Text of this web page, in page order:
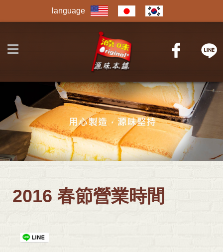
Jump to navigation
language
≡
2016 春節營業時間